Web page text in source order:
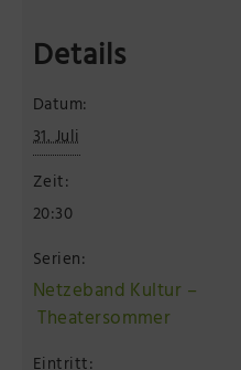
Details
Datum:
31. Juli
Zeit:
20:30
Serien:
Netzeband Kultur –
Theatersommer